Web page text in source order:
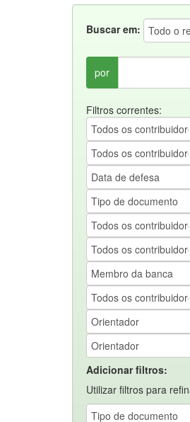
Buscar em:
por
Filtros correntes:
Adicionar filtros:
Utilizar filtros para